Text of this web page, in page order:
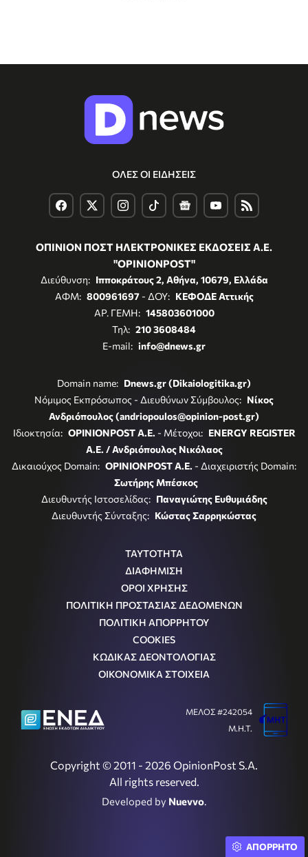
ΟΛΕΣ ΟΙ ΕΙΔΗΣΕΙΣ
ΟΠΙΝΙΟΝ ΠΟΣΤ ΗΛΕΚΤΡΟΝΙΚΕΣ ΕΚΔΟΣΕΙΣ Α.Ε.
"OPINIONPOST"
Διεύθυνση: Ιπποκράτους 2, Αθήνα, 10679, Ελλάδα
ΑΦΜ: 800961697- ΔΟΥ: ΚΕΦΟΔΕ Αττικής
ΑΡ. ΓΕΜΗ: 145803601000
Τηλ: 210 3608484
E-mail: info@dnews.gr
Domain name: Dnews.gr (Dikaiologitika.gr)
Νόμιμος Εκπρόσωπος - Διευθύνων Σύμβουλος: Νίκος
Ανδριόπουλος (andriopoulos@opinion-post.gr)
Ιδιοκτησία: OPINIONPOST A.E. - Μέτοχοι: ENERGY REGISTER
Α.Ε. / Ανδριόπουλος Νικόλαος
Δικαιούχος Domain: OPINIONPOST A.E. - Διαχειριστής Domain:
Σωτήρης Μπέσκος
Διευθυντής Ιστοσελίδας: Παναγιώτης Ευθυμιάδης
Διευθυντής Σύνταξης: Κώστας Σαρρηκώστας
ΤΑΥΤΟΤΗΤΑ
ΔΙΑΦΗΜΙΣΗ
ΟΡΟΙ ΧΡΗΣΗΣ
ΠΟΛΙΤΙΚΗ ΠΡΟΣΤΑΣΙΑΣ ΔΕΔΟΜΕΝΩΝ
ΠΟΛΙΤΙΚΗ ΑΠΟΡΡΗΤΟΥ
COOKIES
ΚΩΔΙΚΑΣ ΔΕΟΝΤΟΛΟΓΙΑΣ
ΟΙΚΟΝΟΜΙΚΑ ΣΤΟΙΧΕΙΑ
Copyright © 2011 - 2026 OpinionPost S.A.
All rights reserved.
Developed by Nuevvo.
ΜΕΛΟΣ #242054
Μ.Η.Τ.
ΑΠΟΡΡΗΤΟ